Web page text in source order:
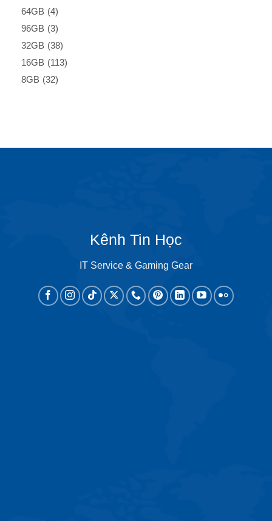
64GB (4)
96GB (3)
32GB (38)
16GB (113)
8GB (32)
Kênh Tin Học
IT Service & Gaming Gear